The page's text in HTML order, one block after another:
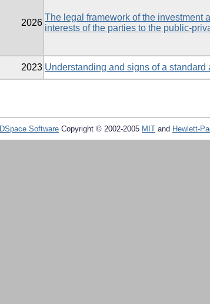
2026
The legal framework of the investment
interests of the parties to the public-
2023 Understanding and signs of a
DSpace Software Copyright © 2002-2005 MIT and Hewlett-